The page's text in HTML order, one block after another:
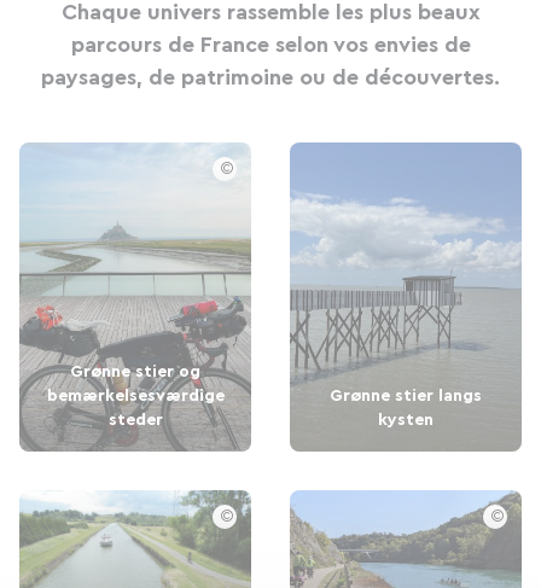
Chaque univers rassemble les plus beaux
parcours de France selon vos envies de
paysages, de patrimoine ou de découvertes.
©
Grønne stier og
bemærkelsesværdige
steder
Grønne stier langs
kysten
© ©